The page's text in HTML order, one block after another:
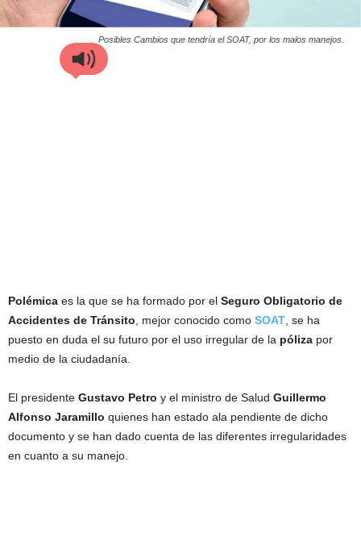
Posibles Cambios que tendría el SOAT, por los malos manejos.
Polémica es la que se ha formado por el Seguro Obligatorio de
Accidentes de Tránsito , mejor conocido como SOAT , se ha
puesto en duda el su futuro por el uso irregular de la póliza por
medio de la ciudadanía.
El presidente Gustavo Petro y el ministro de Salud Guillermo
Alfonso Jaramillo quienes han estado ala pendiente de dicho
documento y se han dado cuenta de las diferentes irregularidades
en cuanto a su manejo.